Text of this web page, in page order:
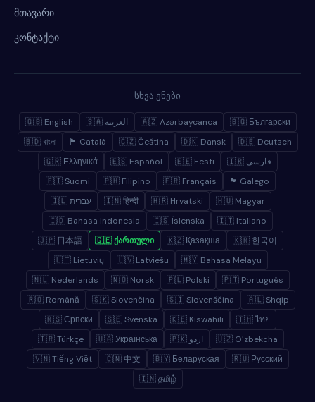
მთავარი
კონტაქტი
სხვა ენები
🇬🇧 English 🇸🇦 العربية 🇦🇿 Azərbaycanca
🇧🇬 Български
🇧🇩 বাংলা
🏴 Català 🇨🇿 Čeština 🇩🇰 Dansk
🇩🇪 Deutsch
🇬🇷 Ελληνικά
🇪🇸 Español 🇪🇪 Eesti
🇮🇷 فارسی
🇫🇮 Suomi
🇵🇭 Filipino 🇫🇷 Français
🏴 Galego
🇮🇱 עברית
🇮🇳 हिन्दी 🇭🇷 Hrvatski
🇭🇺 Magyar
🇮🇩 Bahasa Indonesia
🇮🇸 Íslenska
🇮🇹 Italiano
🇯🇵 日本語
🇬🇪 ქართული 🇰🇿 Қазақша
🇰🇷 한국어
🇱🇹 Lietuvių
🇱🇻 Latviešu
🇲🇾 Bahasa Melayu
🇳🇱 Nederlands
🇳🇴 Norsk 🇵🇱 Polski
🇵🇹 Português
🇷🇴 Română
🇸🇰 Slovenčina 🇸🇮 Slovenščina
🇦🇱 Shqip
🇷🇸 Српски
🇸🇪 Svenska 🇰🇪 Kiswahili
🇹🇭 ไทย
🇹🇷 Türkçe
🇺🇦 Українська 🇵🇰 اردو
🇺🇿 Oʻzbekcha
🇻🇳 Tiếng Việt
🇨🇳 中文 🇧🇾 Беларуская
🇷🇺 Русский
🇮🇳 தமிழ்